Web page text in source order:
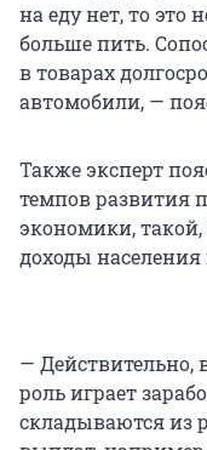
на еду нет, то это
больше пить.
в товарах
автомобили, —
Также эксперт
темпов развития
экономики, такой,
доходы
— Действительно,
роль играет
складываются из